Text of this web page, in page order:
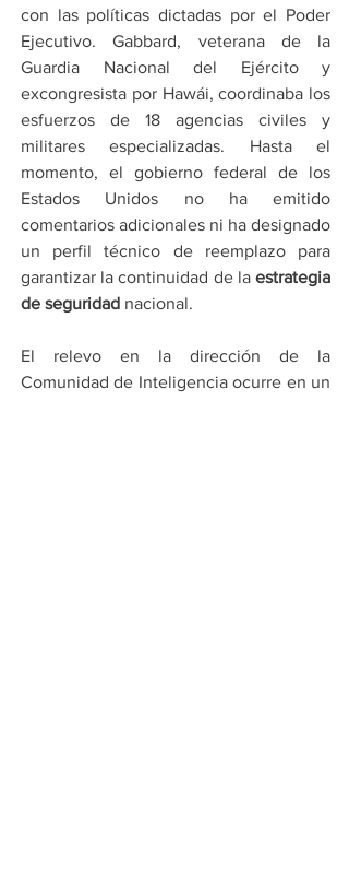
con las políticas dictadas por el Poder
Ejecutivo. Gabbard, veterana de la
Guardia Nacional del Ejército y
excongresista por Hawái, coordinaba los
esfuerzos de 18 agencias civiles y
militares especializadas. Hasta el
momento, el gobierno federal de los
Estados Unidos no ha emitido
comentarios adicionales ni ha designado
un perfil técnico de reemplazo para
garantizar la continuidad de la estrategia
de seguridad nacional.
El relevo en la dirección de la
Comunidad de Inteligencia ocurre en un